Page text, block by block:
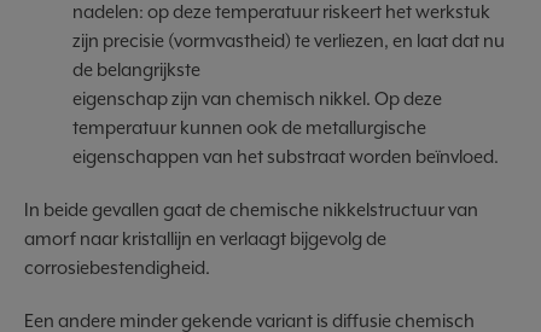
nadelen: op deze temperatuur riskeert het werkstuk
zijn precisie (vormvastheid) te verliezen, en laat dat nu
de belangrijkste
eigenschap zijn van chemisch nikkel. Op deze
temperatuur kunnen ook de metallurgische
eigenschappen van het substraat worden beïnvloed.
In beide gevallen gaat de chemische nikkelstructuur van
amorf naar kristallijn en verlaagt bijgevolg de
corrosiebestendigheid.
Een andere minder gekende variant is diffusie chemisch